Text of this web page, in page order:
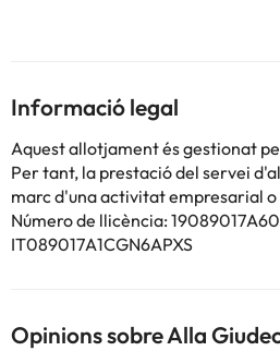
informació d'aquesta fitxa està
Informació legal
Aquest allotjament és gestionat
Per tant, la prestació del servei
marc d'una activitat empresarial
Número de llicència:
IT089017A1CGN6APXS
Opinions sobre Alla